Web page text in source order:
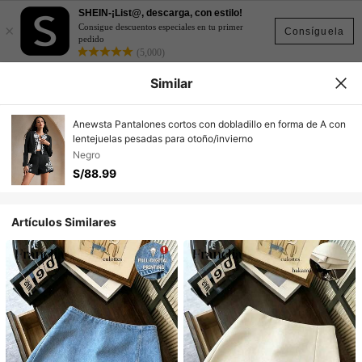
Consíguela
×
SHEIN-¡List@, descarga, con estilo!
Consigue descuentos especiales en tu primer
pedido
(5,000)
Similar
Anewsta Pantalones cortos con dobladillo en forma de A con
lentejuelas pesadas para otoño/invierno
Negro
S/88.99
Artículos Similares